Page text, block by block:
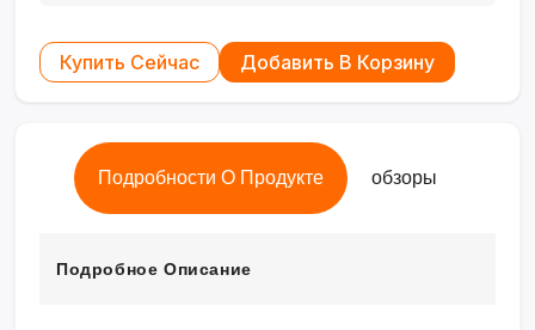
Купить Сейчас Добавить В Корзину
Подробности О Продукте обзоры
Подробное Описание